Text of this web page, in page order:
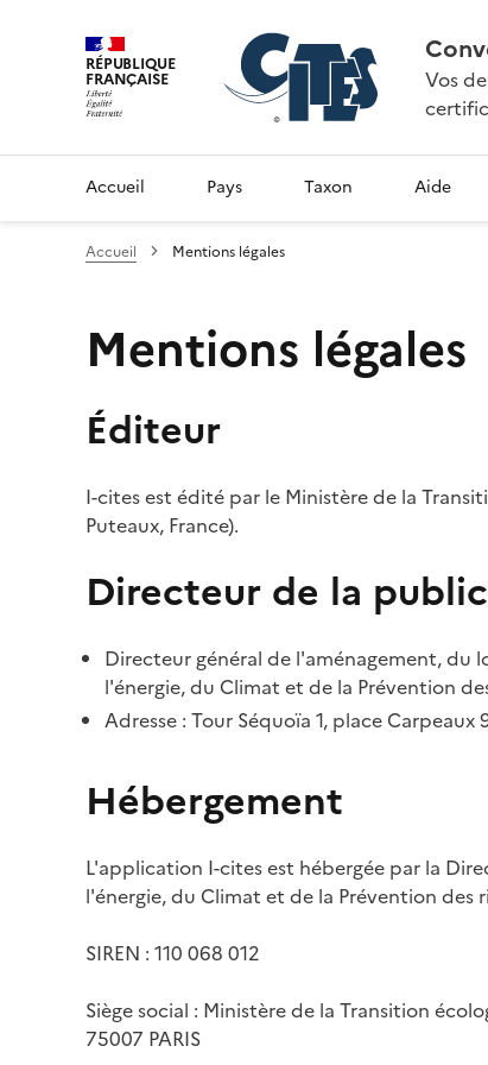
RÉPUBLIQUE
FRANÇAISE
Vos
Accueil Pays Taxon Aide
Accueil Mentions légales
Mentions légales
Éditeur
I-cites est édité par le Ministère de la
Puteaux, France).
Directeur de la
Directeur général de l'aménagement, du
l'énergie, du Climat et de la Prévention
Adresse : Tour Séquoïa 1, place Carpeaux
Hébergement
L'application I-cites est hébergée par la
l'énergie, du Climat et de la Prévention des
SIREN : 110 068 012
Siège social : Ministère de la Transition
75007 PARIS